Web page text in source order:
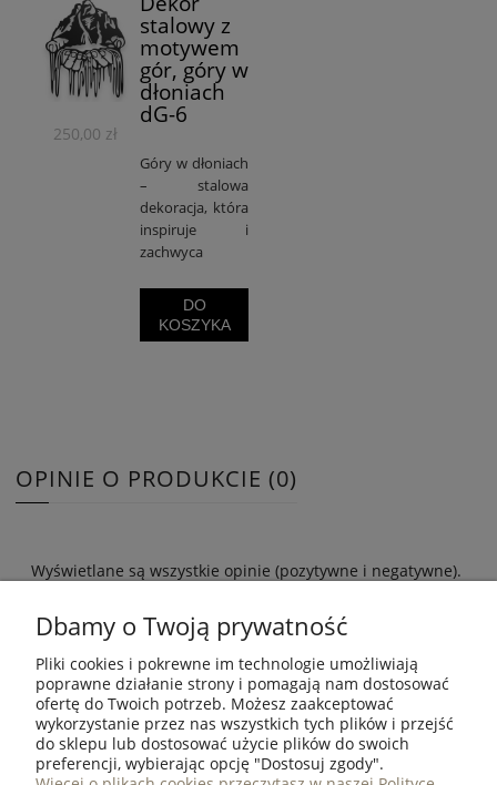
250,00 zł
stalowy z
motywem
gór, góry w
dłoniach
dG-6
Góry w dłoniach
– stalowa
dekoracja, która
inspiruje i
zachwyca
DO
KOSZYKA
OPINIE O PRODUKCIE (0)
Wyświetlane są wszystkie opinie (pozytywne i negatywne).
ZAKUPY
Dbamy o Twoją prywatność
Pliki cookies i pokrewne im technologie umożliwiają
poprawne działanie strony i pomagają nam dostosować
ofertę do Twoich potrzeb. Możesz zaakceptować
wykorzystanie przez nas wszystkich tych plików i przejść
do sklepu lub dostosować użycie plików do swoich
preferencji, wybierając opcję "Dostosuj zgody".